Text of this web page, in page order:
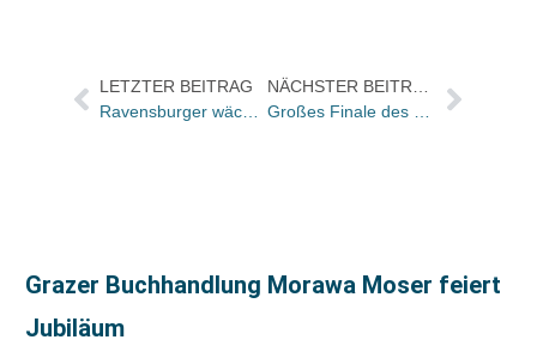
LETZTER BEITRAG
Ravensburger wächst in rückläufigen Märkten
NÄCHSTER BEITRAG
Großes Finale des Erzählwettbewerbs von Thalia und Beltz & Gelberg / 350 Gäste im Berliner Caroussel Theater
Grazer Buchhandlung Morawa Moser feiert
Jubiläum